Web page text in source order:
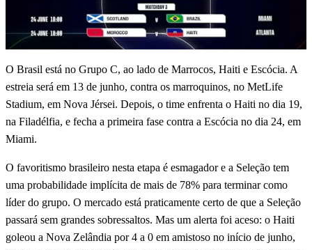
O Brasil está no Grupo C, ao lado de Marrocos, Haiti e Escócia. A
estreia será em 13 de junho, contra os marroquinos, no MetLife
Stadium, em Nova Jérsei. Depois, o time enfrenta o Haiti no dia 19,
na Filadélfia, e fecha a primeira fase contra a Escócia no dia 24, em
Miami.
O favoritismo brasileiro nesta etapa é esmagador e a Seleção tem
uma probabilidade implícita de mais de 78% para terminar como
líder do grupo. O mercado está praticamente certo de que a Seleção
passará sem grandes sobressaltos. Mas um alerta foi aceso: o Haiti
goleou a Nova Zelândia por 4 a 0 em amistoso no início de junho,